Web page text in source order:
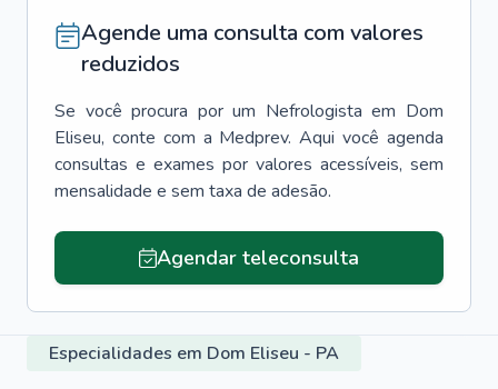
Agende uma consulta com valores
reduzidos
Se você procura por um Nefrologista em Dom
Eliseu, conte com a Medprev. Aqui você agenda
consultas e exames por valores acessíveis, sem
mensalidade e sem taxa de adesão.
Agendar teleconsulta
Especialidades em Dom Eliseu - PA